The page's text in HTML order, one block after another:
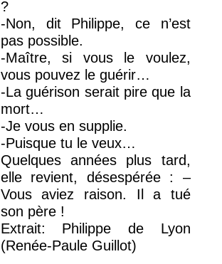
?
-Non, dit Philippe, ce n’est
pas possible.
-Maître, si vous le voulez,
vous pouvez le guérir…
-La guérison serait pire que la
mort…
-Je vous en supplie.
-Puisque tu le veux…
Quelques années plus tard,
elle revient, désespérée : –
Vous aviez raison. Il a tué
son père !
Extrait: Philippe de Lyon
(Renée-Paule Guillot)